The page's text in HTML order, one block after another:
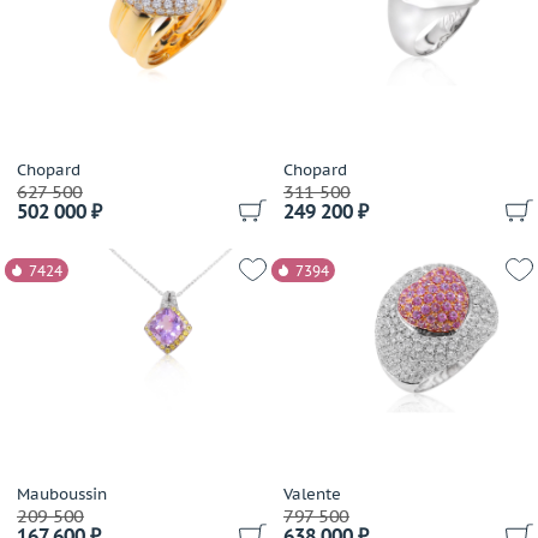
Damas
Damiani
Dario & Pietro
De Dears
De Grisogono
Della Riva
Diamond Point
Emil Kraus
Chopard
627 500
502 000 ₽
Chopard
311 500
249 200 ₽
7424
Mauboussin
209 500
7394
Valente
797 500